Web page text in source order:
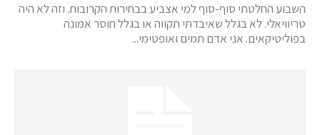
השבוע החלטתי סוף-סוף למי אצביע בבחירות הקרובות. וזה לא היה
טריוויאלי. לא בגלל שאיבדתי תקווה או בגלל חוסר אמונה
בפוליטיקאים. אני אדם תמים ואופטימי...